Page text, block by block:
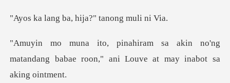
a, hija?" tanon
n no'ng
matandang babae roon," ani Lo